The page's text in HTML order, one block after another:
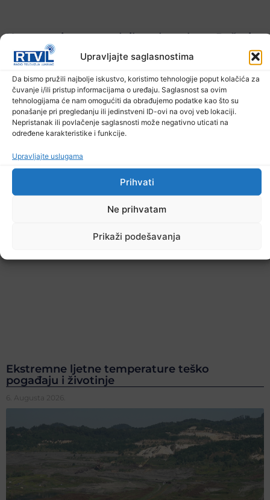
Upravljajte saglasnostima
Da bismo pružili najbolje iskustvo, koristimo tehnologije poput kolačića za
čuvanje i/ili pristup informacijama o uređaju. Saglasnost sa ovim
tehnologijama će nam omogućiti da obrađujemo podatke kao što su
ponašanje pri pregledanju ili jedinstveni ID-ovi na ovoj veb lokaciji.
Nepristanak ili povlačenje saglasnosti može negativno uticati na
određene karakteristike i funkcije.
Upravljajte uslugama
Prihvati
Ne prihvatam
Prikaži podešavanja
Upozorenje za narednih sedam dana: Požari
prijete Balkanu, u rizičnoj zoni nalazi se i BiH
6. Augusta 2026.
Ekstremne ljetne temperature teško
pogađaju i životinje
6. Augusta 2026.